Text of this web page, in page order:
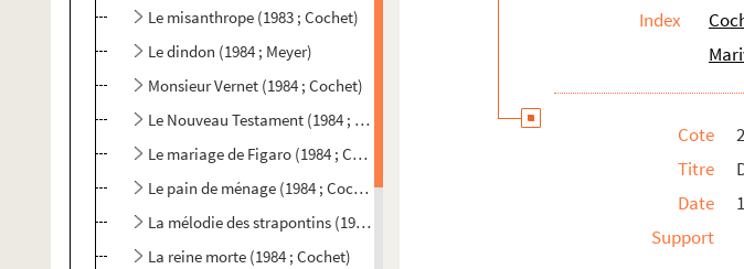
Le misanthrope (1983 ; Cochet)
Le dindon (1984 ; Meyer)
Monsieur Vernet (1984 ; Cochet)
Le Nouveau Testament (1984 ; Cochet)
Le mariage de Figaro (1984 ; Cochet)
Le pain de ménage (1984 ; Cochet)
La mélodie des strapontins (1984 ; Tardieu)
La reine morte (1984 ; Cochet)
Index
Cote
Titre
Date
Support